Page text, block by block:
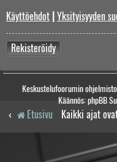
Käyttöehdot Yksityisyyden
Rekisteröidy
Keskustelufoorumin
Käännös: phpBB
Etusivu Kaikki ajat